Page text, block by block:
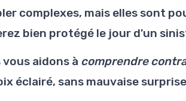
complexes, mais elles sont
bien protégé le jour d'un
vous aidons à comprendre
éclairé, sans mauvaise